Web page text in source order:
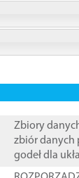
Zbiory
zbiór danych
godeł dla